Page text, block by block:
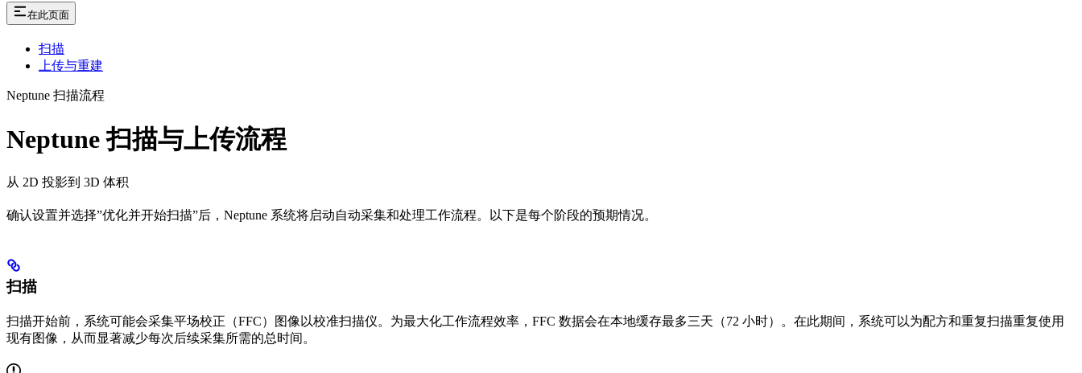
在此页面
扫描
上传与重建
Neptune 扫描流程
Neptune 扫描与上传流程
从 2D 投影到 3D 体积
确认设置并选择”优化并开始扫描”后，Neptune 系统将启动自动采集和处理工作流程。以下是每个阶段的预期情况。
扫描
扫描开始前，系统可能会采集平场校正（FFC）图像以校准扫描仪。为最大化工作流程效率，FFC 数据会在本地缓存最多三天（72 小时）。在此期间，系统可以为配方和重复扫描重复使用
现有图像，从而显著减少每次后续采集所需的总时间。